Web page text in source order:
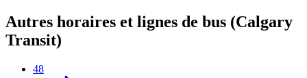
Autres horaires et lignes de bus (Calgary
Transit)
48